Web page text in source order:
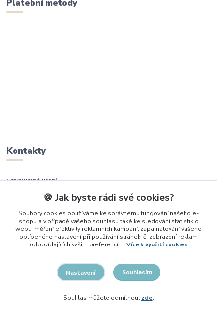
Platební metody
Kontakty
Smysluplné učení
+420 737 937 936
info@smysluplneuceni.cz
Vytvořeno na
Eshop-rychle.cz
🍪 Jak byste rádi své cookies?
Soubory cookies používáme ke správnému fungování našeho e-
shopu a v případě vašeho souhlasu také ke sledování statistik o
webu, měření efektivity reklamních kampaní, zapamatování vašeho
oblíbeného nastavení při používání stránek, či zobrazení reklam
odpovídajících vašim preferencím. Více k využití cookies
Nastavení Souhlasím
Souhlas můžete odmítnout zde.